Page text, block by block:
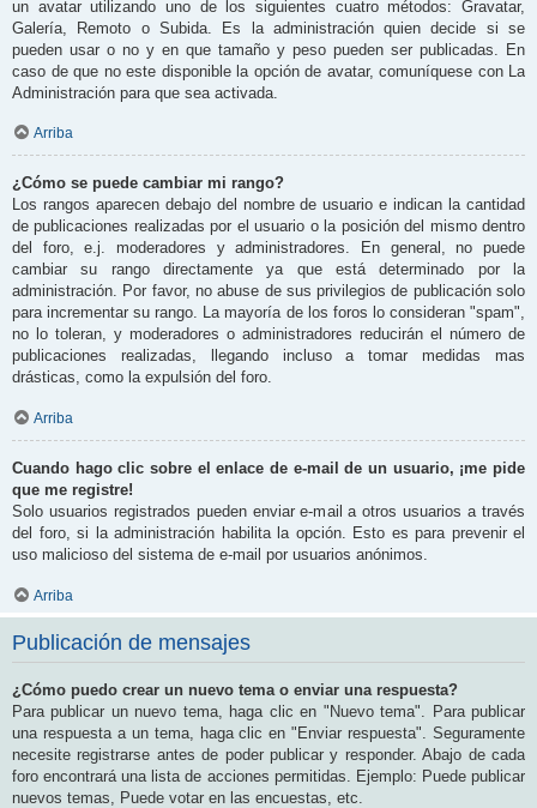
un avatar utilizando uno de los siguientes cuatro métodos: Gravatar,
Galería, Remoto o Subida. Es la administración quien decide si se
pueden usar o no y en que tamaño y peso pueden ser publicadas. En
caso de que no este disponible la opción de avatar, comuníquese con La
Administración para que sea activada.
Arriba
¿Cómo se puede cambiar mi rango?
Los rangos aparecen debajo del nombre de usuario e indican la cantidad
de publicaciones realizadas por el usuario o la posición del mismo dentro
del foro, e.j. moderadores y administradores. En general, no puede
cambiar su rango directamente ya que está determinado por la
administración. Por favor, no abuse de sus privilegios de publicación solo
para incrementar su rango. La mayoría de los foros lo consideran "spam",
no lo toleran, y moderadores o administradores reducirán el número de
publicaciones realizadas, llegando incluso a tomar medidas mas
drásticas, como la expulsión del foro.
Arriba
Cuando hago clic sobre el enlace de e-mail de un usuario, ¡me pide
que me registre!
Solo usuarios registrados pueden enviar e-mail a otros usuarios a través
del foro, si la administración habilita la opción. Esto es para prevenir el
uso malicioso del sistema de e-mail por usuarios anónimos.
Arriba
Publicación de mensajes
¿Cómo puedo crear un nuevo tema o enviar una respuesta?
Para publicar un nuevo tema, haga clic en "Nuevo tema". Para publicar
una respuesta a un tema, haga clic en "Enviar respuesta". Seguramente
necesite registrarse antes de poder publicar y responder. Abajo de cada
foro encontrará una lista de acciones permitidas. Ejemplo: Puede publicar
nuevos temas, Puede votar en las encuestas, etc.